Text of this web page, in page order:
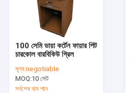
100 সেমি ডায়া কর্টেন ফায়ার পিট
চারকোল বারবিকিউ গ্রিল
মূল্য:negotiable
MOQ:10 সেট
সর্বশেষ দাম পান